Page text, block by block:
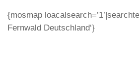
{mosmap
Fernwald Deutschland‘}